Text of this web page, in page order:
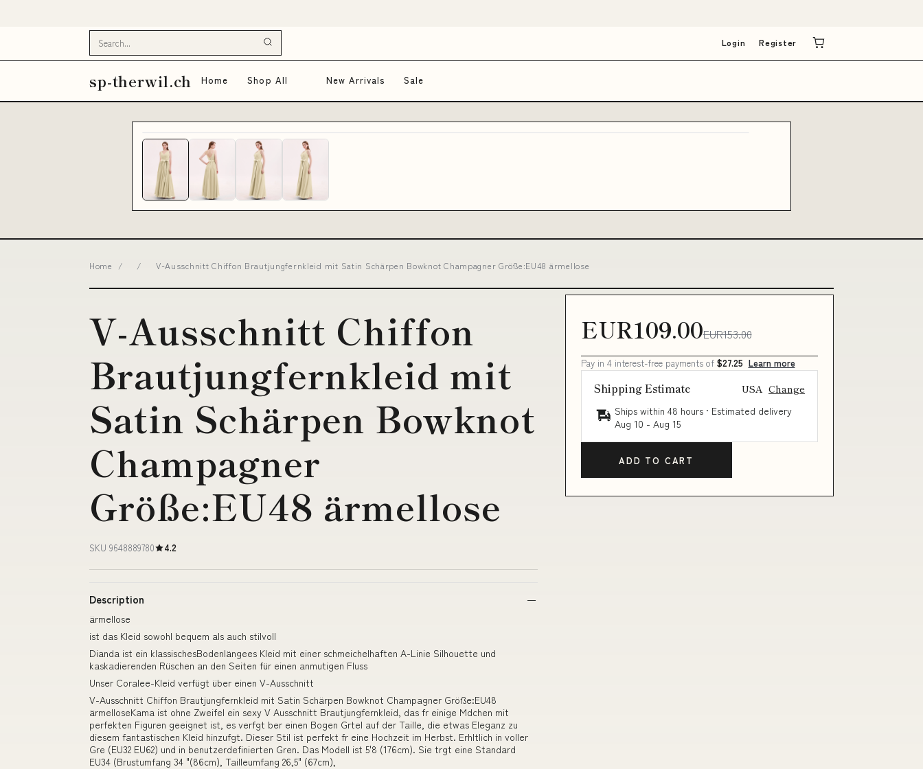
Login Register
sp-therwil.ch Home Shop All New Arrivals Sale
Home / / V-Ausschnitt Chiffon Brautjungfernkleid mit Satin Schärpen Bowknot Champagner Größe:EU48 ärmellose
V-Ausschnitt Chiffon
Brautjungfernkleid mit
Satin Schärpen Bowknot
Champagner
Größe:EU48 ärmellose
SKU 9648889780 4.2
Description
ärmellose
ist das Kleid sowohl bequem als auch stilvoll
Dianda ist ein klassischesBodenlängees Kleid mit einer schmeichelhaften A-Linie Silhouette und
kaskadierenden Rüschen an den Seiten für einen anmutigen Fluss
Unser Coralee-Kleid verfügt über einen V-Ausschnitt
V-Ausschnitt Chiffon Brautjungfernkleid mit Satin Schärpen Bowknot Champagner Größe:EU48
ärmelloseKama ist ohne Zweifel ein sexy V Ausschnitt Brautjungfernkleid, das fr einige Mdchen mit
perfekten Figuren geeignet ist, es verfgt ber einen Bogen Grtel auf der Taille, die etwas Eleganz zu
diesem fantastischen Kleid hinzufgt. Dieser Stil ist perfekt fr eine Hochzeit im Herbst. Erhltlich in voller
Gre (EU32 EU62) und in benutzerdefinierten Gren. Das Modell ist 5'8 (176cm). Sie trgt eine Standard
EU34 (Brustumfang 34 "(86cm), Tailleumfang 26,5" (67cm),
EUR109.00EUR153.00
Pay in 4 interest-free payments of $27.25 Learn more
Shipping Estimate USA Change
Ships within 48 hours · Estimated delivery
Aug 10 - Aug 15
ADD TO CART